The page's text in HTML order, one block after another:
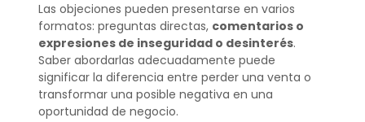
Las objeciones pueden presentarse en varios
formatos: preguntas directas, comentarios o
expresiones de inseguridad o desinterés.
Saber abordarlas adecuadamente puede
significar la diferencia entre perder una venta o
transformar una posible negativa en una
oportunidad de negocio.